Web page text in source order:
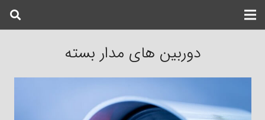
دوربین های مدار بسته